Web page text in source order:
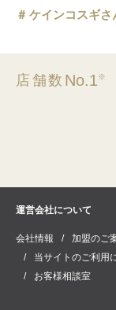
ケインコスギさ
店舗数 No.1※
運営会社について
会社情報 加盟のご
当サイトのご利用
お客様相談室